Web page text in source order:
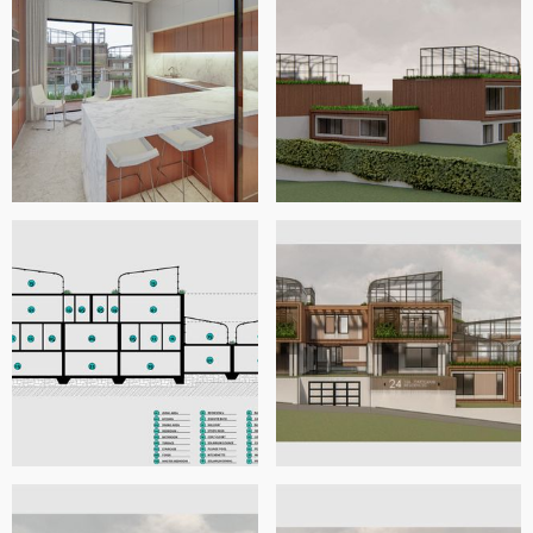
Sul tetto, il design prevede che ogni unità abbia una vasca
immersione ad acqua fredda, un'area salotto, una cucina e
una zona pranzo. Questo è contenuto nei moderni
solarium che il nostro design è stato attento a fondere
perfettamente con il resto dell'architettura ed è
essenzialmente la ciliegina sulla torta della composizione
visiva.
domanda/modifica/chiarimento per rendere questo
design ancora più adatto alle vostre esigenze. Ancora una
volta, grazie per l'opportunità!
SPA
Saludos Estimado Cliente.
En primer lugar, gracias por la oportunidad de diseñar su
residencia de dieciséis unidades. Nuestro concepto fue
vea distinta para la privacidad de la familia y al mismo